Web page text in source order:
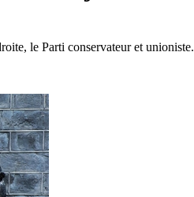
le Parti conservateur et unioniste.